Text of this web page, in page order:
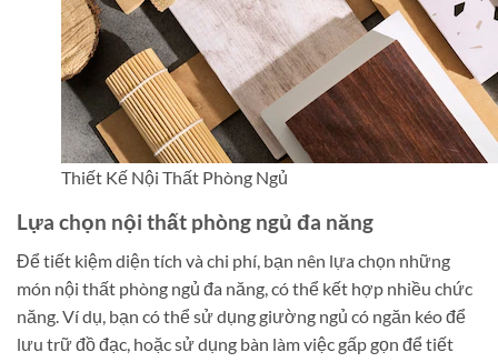
Thiết Kế Nội Thất Phòng Ngủ
Lựa chọn nội thất phòng ngủ đa năng
Để tiết kiệm diện tích và chi phí, bạn nên lựa chọn những
món nội thất phòng ngủ đa năng, có thể kết hợp nhiều chức
năng. Ví dụ, bạn có thể sử dụng giường ngủ có ngăn kéo để
lưu trữ đồ đạc, hoặc sử dụng bàn làm việc gấp gọn để tiết